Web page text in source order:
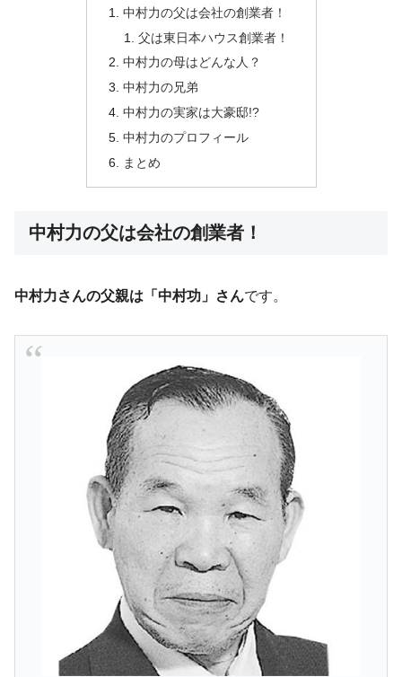
中村力の父は会社の創業者！
父は東日本ハウス創業者！
中村力の母はどんな人？
中村力の兄弟
中村力の実家は大豪邸!?
中村力のプロフィール
まとめ
中村力の父は会社の創業者！
中村力さんの父親は「中村功」さんです。